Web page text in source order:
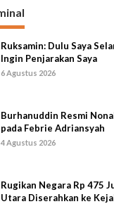
Ruksamin: Dulu Saya
Ingin Penjarakan Saya
6 Agustus 2026
Burhanuddin Resmi
pada Febrie Adriansyah
4 Agustus 2026
Rugikan Negara Rp 475
Utara Diserahkan ke